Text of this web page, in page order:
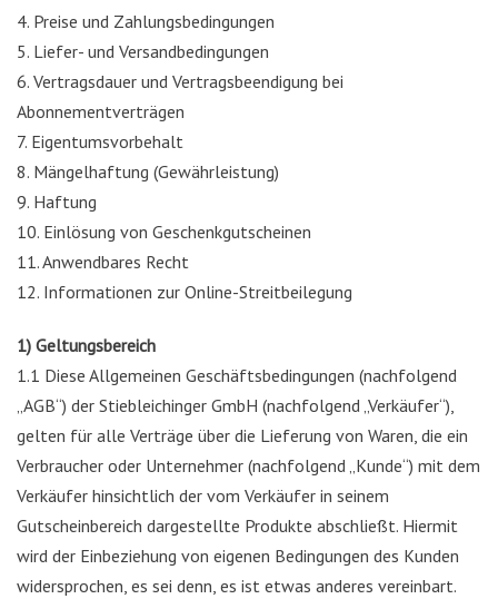
4. Preise und Zahlungsbedingungen
5. Liefer- und Versandbedingungen
6. Vertragsdauer und Vertragsbeendigung bei
Abonnementverträgen
7. Eigentumsvorbehalt
8. Mängelhaftung (Gewährleistung)
9. Haftung
10. Einlösung von Geschenkgutscheinen
11. Anwendbares Recht
12. Informationen zur Online-Streitbeilegung
1) Geltungsbereich
1.1 Diese Allgemeinen Geschäftsbedingungen (nachfolgend
„AGB“) der Stiebleichinger GmbH (nachfolgend „Verkäufer“),
gelten für alle Verträge über die Lieferung von Waren, die ein
Verbraucher oder Unternehmer (nachfolgend „Kunde“) mit dem
Verkäufer hinsichtlich der vom Verkäufer in seinem
Gutscheinbereich dargestellte Produkte abschließt. Hiermit
wird der Einbeziehung von eigenen Bedingungen des Kunden
widersprochen, es sei denn, es ist etwas anderes vereinbart.